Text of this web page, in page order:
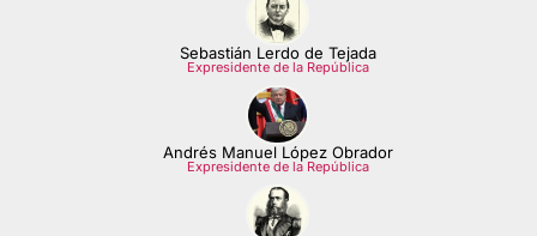
Sebastián Lerdo de Tejada
Expresidente de la República
Andrés Manuel López Obrador
Expresidente de la República